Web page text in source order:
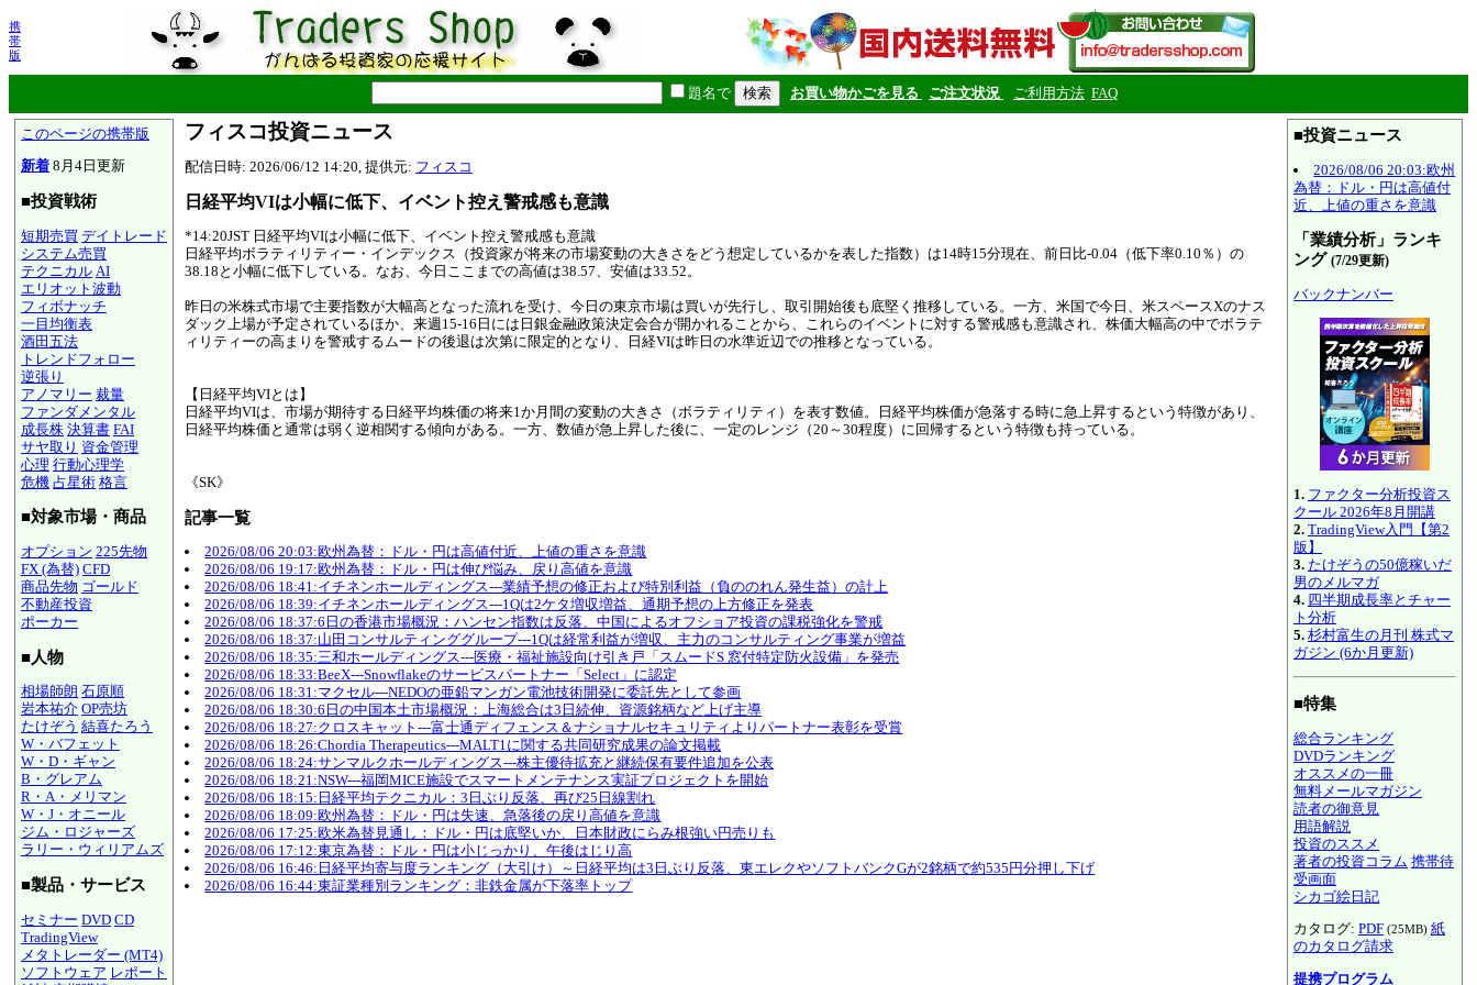
携
帯
版
題名で お買い物かごを見る ご注文状況 ご利用方法 FAQ
このページの携帯版
新着 8月4日更新
■投資戦術
短期売買 デイトレード
システム売買
テクニカル AI
エリオット波動
フィボナッチ
一目均衡表
酒田五法
トレンドフォロー
逆張り
アノマリー 裁量
ファンダメンタル
成長株 決算書 FAI
サヤ取り 資金管理
心理 行動心理学
危機 占星術 格言
■対象市場・商品
オプション 225先物
FX (為替) CFD
商品先物 ゴールド
不動産投資
ポーカー
■人物
相場師朗 石原順
岩本祐介 OP売坊
たけぞう 結喜たろう
W・バフェット
W・D・ギャン
B・グレアム
R・A・メリマン
W・J・オニール
ジム・ロジャーズ
ラリー・ウィリアムズ
■製品・サービス
セミナー DVD CD
TradingView
メタトレーダー (MT4)
ソフトウェア レポート
フィスコ投資ニュース
配信日時: 2026/06/12 14:20, 提供元: フィスコ
日経平均VIは小幅に低下、イベント控え警戒感も意識
*14:20JST 日経平均VIは小幅に低下、イベント控え警戒感も意識
日経平均ボラティリティー・インデックス（投資家が将来の市場変動の大きさをどう想定しているかを表した指数）は14時15分現在、前日比-0.04（低下率0.10％）の
38.18と小幅に低下している。なお、今日ここまでの高値は38.57、安値は33.52。
昨日の米株式市場で主要指数が大幅高となった流れを受け、今日の東京市場は買いが先行し、取引開始後も底堅く推移している。一方、米国で今日、米スペースXのナス
ダック上場が予定されているほか、来週15-16日には日銀金融政策決定会合が開かれることから、これらのイベントに対する警戒感も意識され、株価大幅高の中でボラテ
ィリティーの高まりを警戒するムードの後退は次第に限定的となり、日経VIは昨日の水準近辺での推移となっている。
【日経平均VIとは】
日経平均VIは、市場が期待する日経平均株価の将来1か月間の変動の大きさ（ボラティリティ）を表す数値。日経平均株価が急落する時に急上昇するという特徴があり、
日経平均株価と通常は弱く逆相関する傾向がある。一方、数値が急上昇した後に、一定のレンジ（20～30程度）に回帰するという特徴も持っている。
《SK》
記事一覧
2026/08/06 20:03:欧州為替：ドル・円は高値付近、上値の重さを意識
2026/08/06 19:17:欧州為替：ドル・円は伸び悩み、戻り高値を意識
2026/08/06 18:41:イチネンホールディングス---業績予想の修正および特別利益（負ののれん発生益）の計上
2026/08/06 18:39:イチネンホールディングス---1Qは2ケタ増収増益、通期予想の上方修正を発表
2026/08/06 18:37:6日の香港市場概況：ハンセン指数は反落、中国によるオフショア投資の課税強化を警戒
2026/08/06 18:37:山田コンサルティンググループ---1Qは経常利益が増収、主力のコンサルティング事業が増益
2026/08/06 18:35:三和ホールディングス---医療・福祉施設向け引き戸「スムードS 窓付特定防火設備」を発売
2026/08/06 18:33:BeeX---Snowflakeのサービスパートナー「Select」に認定
2026/08/06 18:31:マクセル---NEDOの亜鉛マンガン電池技術開発に委託先として参画
2026/08/06 18:30:6日の中国本土市場概況：上海総合は3日続伸、資源銘柄など上げ主導
2026/08/06 18:27:クロスキャット---富士通ディフェンス＆ナショナルセキュリティよりパートナー表彰を受賞
2026/08/06 18:26:Chordia Therapeutics---MALT1に関する共同研究成果の論文掲載
2026/08/06 18:24:サンマルクホールディングス---株主優待拡充と継続保有要件追加を公表
2026/08/06 18:21:NSW---福岡MICE施設でスマートメンテナンス実証プロジェクトを開始
2026/08/06 18:15:日経平均テクニカル：3日ぶり反落、再び25日線割れ
2026/08/06 18:09:欧州為替：ドル・円は失速、急落後の戻り高値を意識
2026/08/06 17:25:欧米為替見通し：ドル・円は底堅いか、日本財政にらみ根強い円売りも
2026/08/06 17:12:東京為替：ドル・円は小じっかり、午後はじり高
2026/08/06 16:46:日経平均寄与度ランキング（大引け）～日経平均は3日ぶり反落、東エレクやソフトバンクGが2銘柄で約535円分押し下げ
2026/08/06 16:44:東証業種別ランキング：非鉄金属が下落率トップ
■投資ニュース
2026/08/06 20:03:欧州
為替：ドル・円は高値付
近、上値の重さを意識
「業績分析」ランキ
ング (7/29更新)
バックナンバー
1. ファクター分析投資ス
クール 2026年8月開講
2. TradingView入門【第2
版】
3. たけぞうの50億稼いだ
男のメルマガ
4. 四半期成長率とチャー
ト分析
5. 杉村富生の月刊 株式マ
ガジン (6か月更新)
■特集
総合ランキング
DVDランキング
オススメの一冊
無料メールマガジン
読者の御意見
用語解説
投資のススメ
著者の投資コラム 携帯待
受画面
シカゴ絵日記
カタログ: PDF (25MB) 紙
のカタログ請求
提携プログラム